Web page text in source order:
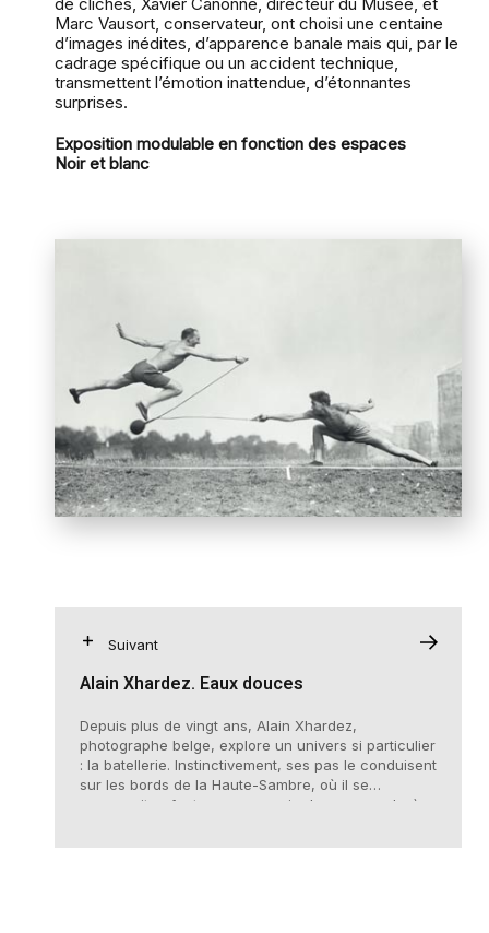
Marc Vausort, conservateur, ont choisi une centaine
d’images inédites, d’apparence banale mais qui, par le
cadrage spécifique ou un accident technique,
transmettent l’émotion inattendue, d’étonnantes
surprises.
Exposition modulable en fonction des espaces
Noir et blanc
Suivant
Alain Xhardez. Eaux douces
Depuis plus de vingt ans, Alain Xhardez,
photographe belge, explore un univers si particulier
: la batellerie. Instinctivement, ses pas le conduisent
sur les bords de la Haute-Sambre, où il se
promenait enfant en compagnie de son grand-père.